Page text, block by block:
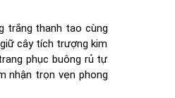
trắng thanh tao cùng
cây tích trượng kim
phục buông rủ tự
nhận trọn vẹn phong